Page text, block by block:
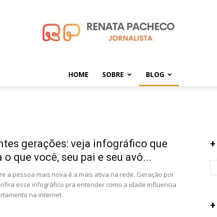
Pacheco
HOME SOBRE BLOG
gerações: veja infográfico que
o que você, seu pai e seu avô...
a pessoa mais nova é a mais ativa na rede. Geração por
esse infográfico pra entender como a idade influencia
na internet.